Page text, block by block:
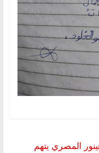
المصري يتهم